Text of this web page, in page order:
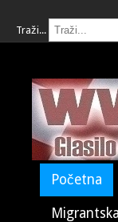
Traži...
Početna